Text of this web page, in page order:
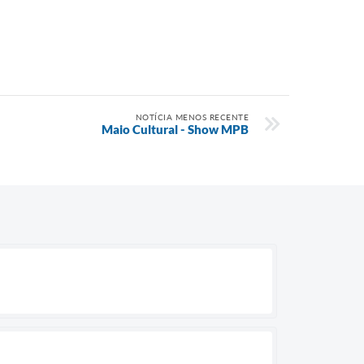
NOTÍCIA MENOS RECENTE
Maio Cultural - Show MPB